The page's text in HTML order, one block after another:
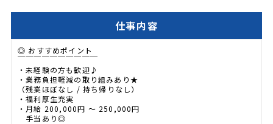
仕事内容
◎ おすすめポイント
￣￣￣￣￣￣￣￣￣￣
・未経験の方も歓迎♪
・業務負担軽減の取り組みあり★
（残業ほぼなし / 持ち帰りなし）
・福利厚生充実
・月給 200,000円 ～ 250,000円
手当あり◎